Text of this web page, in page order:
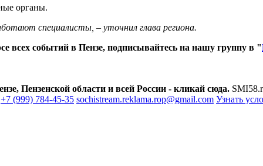
органы.
специалисты, – уточнил глава региона.
всех событий в Пензе, подписывайтесь на нашу группу в "
Пензенской области и всей России - кликай сюда.
+7 (999) 784-45-35 sochistream.reklama.rop@gmail.com Узнать